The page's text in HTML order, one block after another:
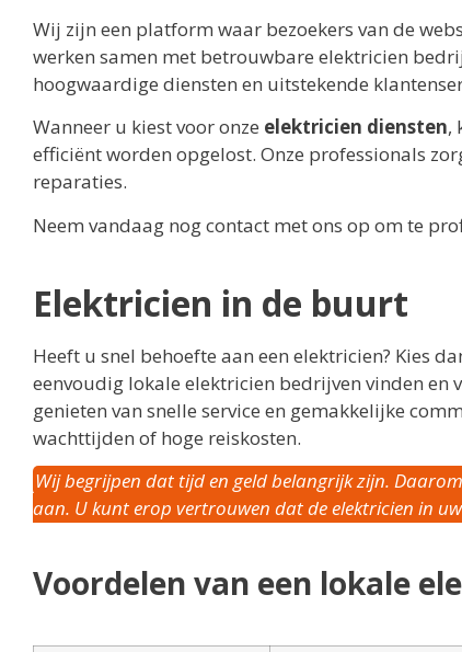
Wij zijn een platform waar bezoekers van de
werken samen met betrouwbare elektricien
hoogwaardige diensten en uitstekende
Wanneer u kiest voor onze elektricien diensten,
efficiënt worden opgelost. Onze professionals
reparaties.
Neem vandaag nog contact met ons op om te
Elektricien in de buurt
Heeft u snel behoefte aan een elektricien? Kies
eenvoudig lokale elektricien bedrijven vinden en
genieten van snelle service en gemakkelijke
wachttijden of hoge reiskosten.
Wij begrijpen dat tijd en geld belangrijk zijn.
aan. U kunt erop vertrouwen dat de elektricien in
Voordelen van een lokale